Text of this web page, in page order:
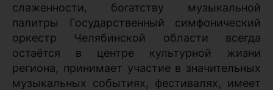
слаженности, богатству музыкальной
палитры Государственный симфонический
оркестр Челябинской области всегда
остаётся в центре культурной жизни
региона, принимает участие в значительных
музыкальных событиях, фестивалях, имеет